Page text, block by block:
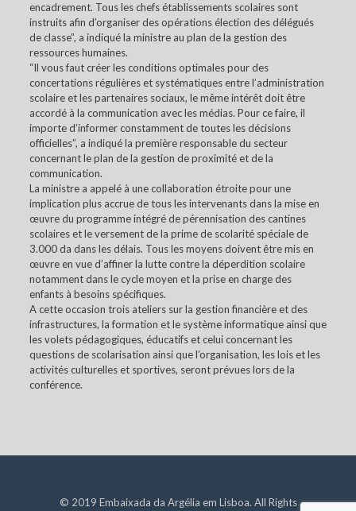
encadrement. Tous les chefs établissements scolaires sont
instruits afin d’organiser des opérations élection des délégués
de classe”, a indiqué la ministre au plan de la gestion des
ressources humaines.
“Il vous faut créer les conditions optimales pour des
concertations régulières et systématiques entre l’administration
scolaire et les partenaires sociaux, le même intérêt doit être
accordé à la communication avec les médias. Pour ce faire, il
importe d’informer constamment de toutes les décisions
officielles”, a indiqué la première responsable du secteur
concernant le plan de la gestion de proximité et de la
communication.
La ministre a appelé à une collaboration étroite pour une
implication plus accrue de tous les intervenants dans la mise en
œuvre du programme intégré de pérennisation des cantines
scolaires et le versement de la prime de scolarité spéciale de
3.000 da dans les délais. Tous les moyens doivent être mis en
œuvre en vue d’affiner la lutte contre la déperdition scolaire
notamment dans le cycle moyen et la prise en charge des
enfants à besoins spécifiques.
A cette occasion trois ateliers sur la gestion financière et des
infrastructures, la formation et le système informatique ainsi que
les volets pédagogiques, éducatifs et celui concernant les
questions de scolarisation ainsi que l’organisation, les lois et les
activités culturelles et sportives, seront prévues lors de la
conférence.
© 2019 Embaixada da Argélia em Lisboa. All Rights